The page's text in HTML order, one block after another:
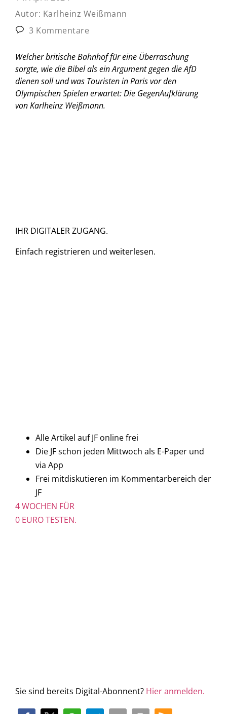
Autor: Karlheinz Weißmann
3 Kommentare
Welcher britische Bahnhof für eine Überraschung
sorgte, wie die Bibel als ein Argument gegen die AfD
dienen soll und was Touristen in Paris vor den
Olympischen Spielen erwartet:Die GegenAufklärung
von Karlheinz Weißmann.
IHR DIGITALER ZUGANG.
Einfach registrieren und weiterlesen.
Alle Artikel auf JF online frei
Die JF schon jeden Mittwoch als E-Paper und
via App
Frei mitdiskutieren im Kommentarbereich der
JF
4 WOCHEN FÜR
0 EURO TESTEN.
Sie sind bereits Digital-Abonnent? Hier anmelden.